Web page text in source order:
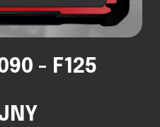
- F125